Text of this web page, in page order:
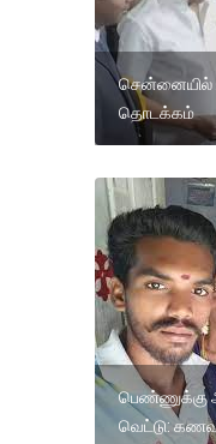
சென்னையில்
தொடக்கம்
பெண்ணுக்கு
வெட்டு: